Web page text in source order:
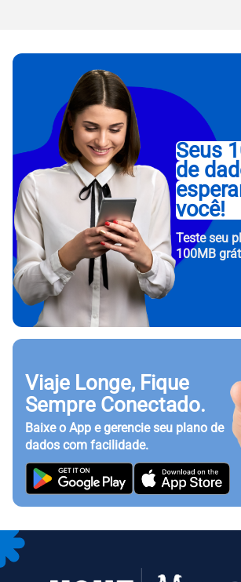
Seus
de
você!
Teste seu
100MB
Viaje Longe, Fique
Sempre Conectado.
Baixe o App e gerencie seu plano de
dados com facilidade.